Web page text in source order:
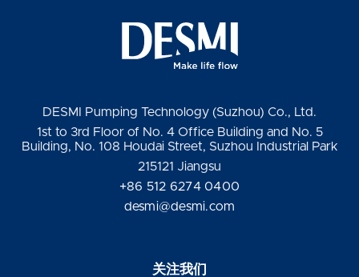
DESMI Pumping Technology (Suzhou) Co., Ltd.
1st to 3rd Floor of No. 4 Office Building and No. 5
Building, No. 108 Houdai Street, Suzhou Industrial Park
215121 Jiangsu
+86 512 6274 0400
desmi@desmi.com
关注我们